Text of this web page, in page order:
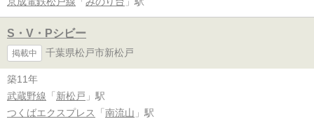
S・V・Pシビー
掲載中 千葉県松戸市新松戸
築11年
武蔵野線 「 新松戸 」駅
つくばエクスプレス
「 南流山 」駅